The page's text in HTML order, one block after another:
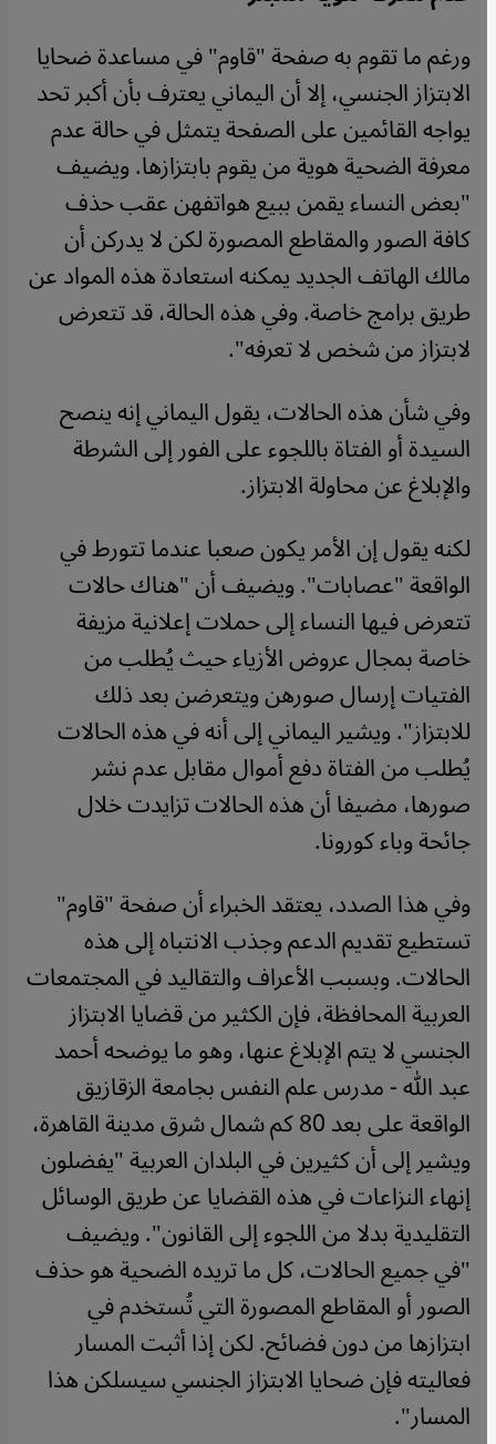
ورغم ما تقوم به صفحة "قاوم" في مساعدة ضحايا
الابتزاز الجنسي، إلا أن اليماني يعترف بأن أكبر تحد
يواجه القائمين على الصفحة يتمثل في حالة عدم
معرفة الضحية هوية من يقوم بابتزازها. ويضيف
"بعض النساء يقمن ببيع هواتفهن عقب حذف
كافة الصور والمقاطع المصورة لكن لا يدركن أن
مالك الهاتف الجديد يمكنه استعادة هذه المواد عن
طريق برامج خاصة. وفي هذه الحالة، قد تتعرض
لابتزاز من شخص لا تعرفه".
وفي شأن هذه الحالات، يقول اليماني إنه ينصح
السيدة أو الفتاة باللجوء على الفور إلى الشرطة
والإبلاغ عن محاولة الابتزاز.
لكنه يقول إن الأمر يكون صعبا عندما تتورط في
الواقعة "عصابات". ويضيف أن "هناك حالات
تتعرض فيها النساء إلى حملات إعلانية مزيفة
خاصة بمجال عروض الأزياء حيث يُطلب من
الفتيات إرسال صورهن ويتعرضن بعد ذلك
للابتزاز". ويشير اليماني إلى أنه في هذه الحالات
يُطلب من الفتاة دفع أموال مقابل عدم نشر
صورها، مضيفا أن هذه الحالات تزايدت خلال
جائحة وباء كورونا.
وفي هذا الصدد، يعتقد الخبراء أن صفحة "قاوم"
تستطيع تقديم الدعم وجذب الانتباه إلى هذه
الحالات. وبسبب الأعراف والتقاليد في المجتمعات
العربية المحافظة، فإن الكثير من قضايا الابتزاز
الجنسي لا يتم الإبلاغ عنها، وهو ما يوضحه أحمد
عبد الله - مدرس علم النفس بجامعة الزقازيق
الواقعة على بعد 80 كم شمال شرق مدينة القاهرة،
ويشير إلى أن كثيرين في البلدان العربية "يفضلون
إنهاء النزاعات في هذه القضايا عن طريق الوسائل
التقليدية بدلا من اللجوء إلى القانون". ويضيف
"في جميع الحالات، كل ما تريده الضحية هو حذف
الصور أو المقاطع المصورة التي تُستخدم في
ابتزازها من دون فضائح. لكن إذا أثبت المسار
فعاليته فإن ضحايا الابتزاز الجنسي سيسلكن هذا
المسار".